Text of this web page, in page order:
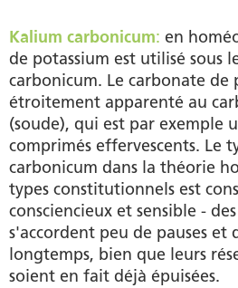
Kalium carbonicum: en
de potassium est utilisé sous
carbonicum. Le carbonate de
étroitement apparenté au
(soude), qui est par exemple
comprimés effervescents. Le
carbonicum dans la théorie
types constitutionnels est
consciencieux et sensible -
s'accordent peu de pauses et
longtemps, bien que leurs
soient en fait déjà épuisées.